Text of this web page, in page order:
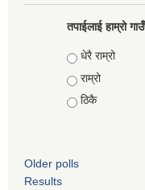
तपाईलाई हाम्रो
Choices
धेरै राम्रो
राम्रो
ठिकै
Older polls
Results